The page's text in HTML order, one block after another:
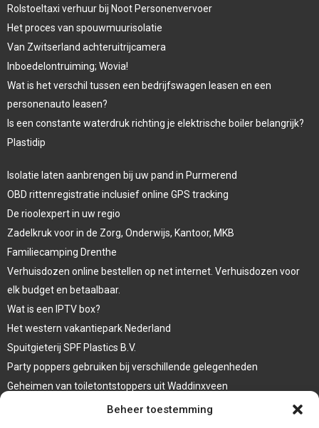
Beheer toestemming
Rolstoeltaxi verhuur bij Noot Personenvervoer
Het proces van spouwmuurisolatie
Van Zwitserland achteruitrijcamera
Inboedelontruiming; Wovia!
Wat is het verschil tussen een bedrijfswagen leasen en een
personenauto leasen?
Is een constante waterdruk richting je elektrische boiler belangrijk?
Plastidip
Isolatie laten aanbrengen bij uw pand in Purmerend
OBD rittenregistratie inclusief online GPS tracking
De rioolexpert in uw regio
Zadelkruk voor in de Zorg, Onderwijs, Kantoor, MKB
Familiecamping Drenthe
Verhuisdozen online bestellen op net internet. Verhuisdozen voor
elk budget en betaalbaar.
Wat is een IPTV box?
Het western vakantiepark Nederland
Spuitgieterij SPF Plastics B.V.
Party poppers gebruiken bij verschillende gelegenheden
Geheimen van toiletontstoppers uit Waddinxveen
Vormen van terrasaankleding